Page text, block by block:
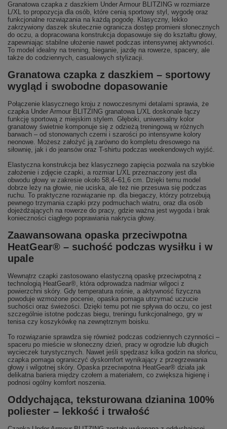
Granatowa czapka z daszkiem Under Armour BLITZING w rozmiarze
L/XL to propozycja dla osób, które cenią sportowy styl, wygodę oraz
funkcjonalne rozwiązania na każdą pogodę. Klasyczny, lekko
zakrzywiony daszek skutecznie ogranicza dostęp promieni słonecznych
do oczu, a dopracowana konstrukcja dopasowuje się do kształtu głowy,
zapewniając stabilne ułożenie nawet podczas intensywnej aktywności.
To model idealny na trening, bieganie, jazdę na rowerze, spacery, ale
także do codziennych, casualowych stylizacji.
Granatowa czapka z daszkiem – sportowy
wygląd i swobodne dopasowanie
Połączenie klasycznego kroju z nowoczesnymi detalami sprawia, że
czapka Under Armour BLITZING granatowa L/XL doskonale łączy
funkcję sportową z miejskim stylem. Głęboki, uniwersalny kolor
granatowy świetnie komponuje się z odzieżą treningową w różnych
barwach – od stonowanych czerni i szarości po intensywne kolory
neonowe. Możesz założyć ją zarówno do kompletu dresowego na
siłownię, jak i do jeansów oraz T-shirtu podczas weekendowych wyjść.
Elastyczna konstrukcja bez klasycznego zapięcia pozwala na szybkie
założenie i zdjęcie czapki, a rozmiar L/XL przeznaczony jest dla
obwodu głowy w zakresie około 58,4–61,6 cm. Dzięki temu model
dobrze leży na głowie, nie uciska, ale też nie przesuwa się podczas
ruchu. To praktyczne rozwiązanie np. dla biegaczy, którzy potrzebują
pewnego trzymania czapki przy podmuchach wiatru, oraz dla osób
dojeżdżających na rowerze do pracy, gdzie ważna jest wygoda i brak
konieczności ciągłego poprawiania nakrycia głowy.
Zaawansowana opaska przeciwpotna
HeatGear® – suchość podczas wysiłku i w
upale
Wewnątrz czapki zastosowano elastyczną opaskę przeciwpotną z
technologią HeatGear®, która odprowadza nadmiar wilgoci z
powierzchni skóry. Gdy temperatura rośnie, a aktywność fizyczna
powoduje wzmożone pocenie, opaska pomaga utrzymać uczucie
suchości oraz świeżości. Dzięki temu pot nie spływa do oczu, co jest
szczególnie istotne podczas biegu, treningu funkcjonalnego, gry w
tenisa czy koszykówkę na zewnętrznym boisku.
To rozwiązanie sprawdza się również podczas codziennych czynności –
spaceru po mieście w słoneczny dzień, pracy w ogrodzie lub długich
wycieczek turystycznych. Nawet jeśli spędzasz kilka godzin na słońcu,
czapka pomaga ograniczyć dyskomfort wynikający z przegrzewania
głowy i wilgotnej skóry. Opaska przeciwpotna HeatGear® działa jak
delikatna bariera między czołem a materiałem, co zwiększa higienę i
podnosi ogólny komfort noszenia.
Oddychająca, teksturowana dzianina 100%
poliester – lekkość i trwałość